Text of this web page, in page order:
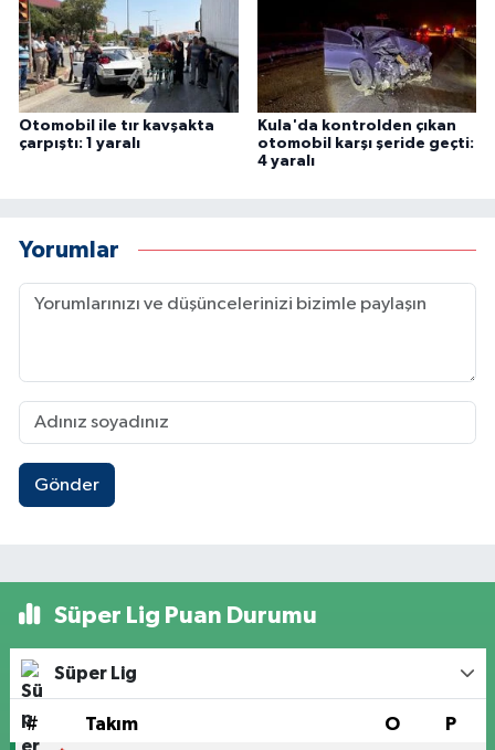
Otomobil ile tır kavşakta
çarpıştı: 1 yaralı
Kula'da kontrolden çıkan
otomobil karşı şeride geçti:
4 yaralı
Yorumlar
Gönder
Süper Lig Puan Durumu
Süper Lig
# Takım O P